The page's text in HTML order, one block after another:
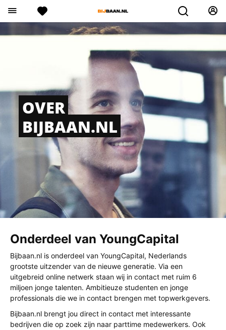
OVER
BIJBAAN.NL
Onderdeel van YoungCapital
Bijbaan.nl is onderdeel van YoungCapital, Nederlands
grootste uitzender van de nieuwe generatie. Via een
uitgebreid online netwerk staan wij in contact met ruim 6
miljoen jonge talenten. Ambitieuze studenten en jonge
professionals die we in contact brengen met topwerkgevers.
Bijbaan.nl brengt jou direct in contact met interessante
bedrijven die op zoek zijn naar parttime medewerkers. Ook